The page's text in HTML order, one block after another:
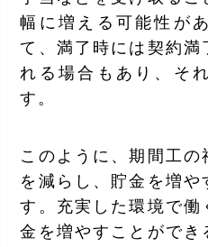
幅に増える可能性が
て、満了時には契約満
れる場合もあり、そ
す。
このように、期間工の
を減らし、貯金を増や
す。充実した環境で働
金を増やすことができ